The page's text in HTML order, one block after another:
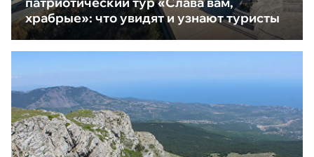
храбрые»: что увидят и узнают туристы